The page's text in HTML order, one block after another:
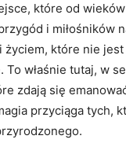
które ⁤od
i miłośników
życiem, które nie
To właśnie tutaj, w
zdają się
przyciąga tych,